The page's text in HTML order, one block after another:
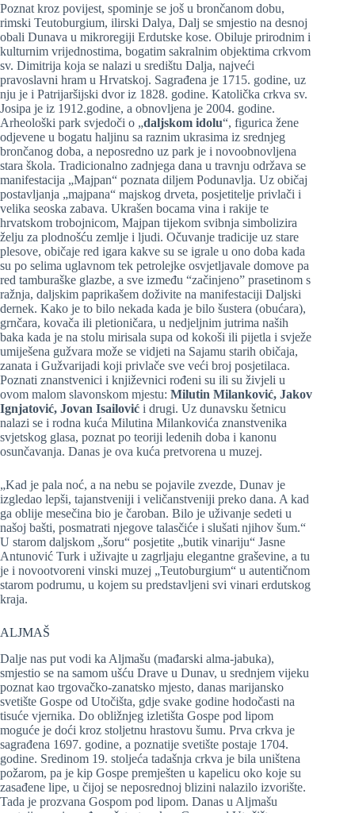
Poznat kroz povijest, spominje se još u brončanom dobu,
rimski Teutoburgium, ilirski Dalya, Dalj se smjestio na desnoj
obali Dunava u mikroregiji Erdutske kose. Obiluje prirodnim i
kulturnim vrijednostima, bogatim sakralnim objektima crkvom
sv. Dimitrija koja se nalazi u središtu Dalja, najveći
pravoslavni hram u Hrvatskoj. Sagrađena je 1715. godine, uz
nju je i Patrijaršijski dvor iz 1828. godine. Katolička crkva sv.
Josipa je iz 1912.godine, a obnovljena je 2004. godine.
Arheološki park svjedoči o „daljskom idolu“, figurica žene
odjevene u bogatu haljinu sa raznim ukrasima iz srednjeg
brončanog doba, a neposredno uz park je i novoobnovljena
stara škola. Tradicionalno zadnjega dana u travnju održava se
manifestacija „Majpan“ poznata diljem Podunavlja. Uz običaj
postavljanja „majpana“ majskog drveta, posjetitelje privlači i
velika seoska zabava. Ukrašen bocama vina i rakije te
hrvatskom trobojnicom, Majpan tijekom svibnja simbolizira
želju za plodnošću zemlje i ljudi. Očuvanje tradicije uz stare
plesove, običaje red igara kakve su se igrale u ono doba kada
su po selima uglavnom tek petrolejke osvjetljavale domove pa
red tamburaške glazbe, a sve između “začinjeno” prasetinom s
ražnja, daljskim paprikašem doživite na manifestaciji Daljski
dernek. Kako je to bilo nekada kada je bilo šustera (obućara),
grnčara, kovača ili pletioničara, u nedjeljnim jutrima naših
baka kada je na stolu mirisala supa od kokoši ili pijetla i svježe
umiješena gužvara može se vidjeti na Sajamu starih običaja,
zanata i Gužvarijadi koji privlače sve veći broj posjetilaca.
Poznati znanstvenici i književnici rođeni su ili su živjeli u
ovom malom slavonskom mjestu: Milutin Milanković, Jakov
Ignjatović, Jovan Isailović i drugi. Uz dunavsku šetnicu
nalazi se i rodna kuća Milutina Milankovića znanstvenika
svjetskog glasa, poznat po teoriji ledenih doba i kanonu
osunčavanja. Danas je ova kuća pretvorena u muzej.
„Kad je pala noć, a na nebu se pojavile zvezde, Dunav je
izgledao lepši, tajanstveniji i veličanstveniji preko dana. A kad
ga oblije mesečina bio je čaroban. Bilo je uživanje sedeti u
našoj bašti, posmatrati njegove talasčiće i slušati njihov šum.“
U starom daljskom „šoru“ posjetite „butik vinariju“ Jasne
Antunović Turk i uživajte u zagrljaju elegantne graševine, a tu
je i novootvoreni vinski muzej „Teutoburgium“ u autentičnom
starom podrumu, u kojem su predstavljeni svi vinari erdutskog
kraja.
ALJMAŠ
Dalje nas put vodi ka Aljmašu (mađarski alma-jabuka),
smjestio se na samom ušću Drave u Dunav, u srednjem vijeku
poznat kao trgovačko-zanatsko mjesto, danas marijansko
svetište Gospe od Utočišta, gdje svake godine hodočasti na
tisuće vjernika. Do obližnjeg izletišta Gospe pod lipom
moguće je doći kroz stoljetnu hrastovu šumu. Prva crkva je
sagrađena 1697. godine, a poznatije svetište postaje 1704.
godine. Sredinom 19. stoljeća tadašnja crkva je bila uništena
požarom, pa je kip Gospe premješten u kapelicu oko koje su
zasađene lipe, u čijoj se neposrednoj blizini nalazilo izvorište.
Tada je prozvana Gospom pod lipom. Danas u Aljmašu